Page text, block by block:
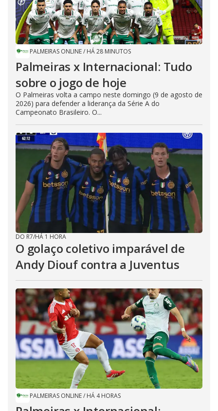
PALMEIRAS ONLINE/ HÁ 28 MINUTOS
Palmeiras x Internacional: Tudo
sobre o jogo de hoje
O Palmeiras volta a campo neste domingo (9 de agosto de
2026) para defender a liderança da Série A do
Campeonato Brasileiro. O...
DO R7/HÁ 1 HORA
O golaço coletivo imparável de
Andy Diouf contra a Juventus
PALMEIRAS ONLINE/ HÁ 4 HORAS